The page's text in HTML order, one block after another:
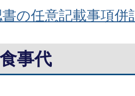
の任意記載事項
事代